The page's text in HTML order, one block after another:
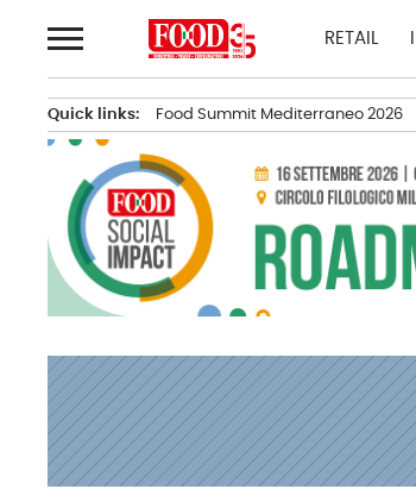
al
RETAIL
Quick links: Food Summit Mediterraneo 2026